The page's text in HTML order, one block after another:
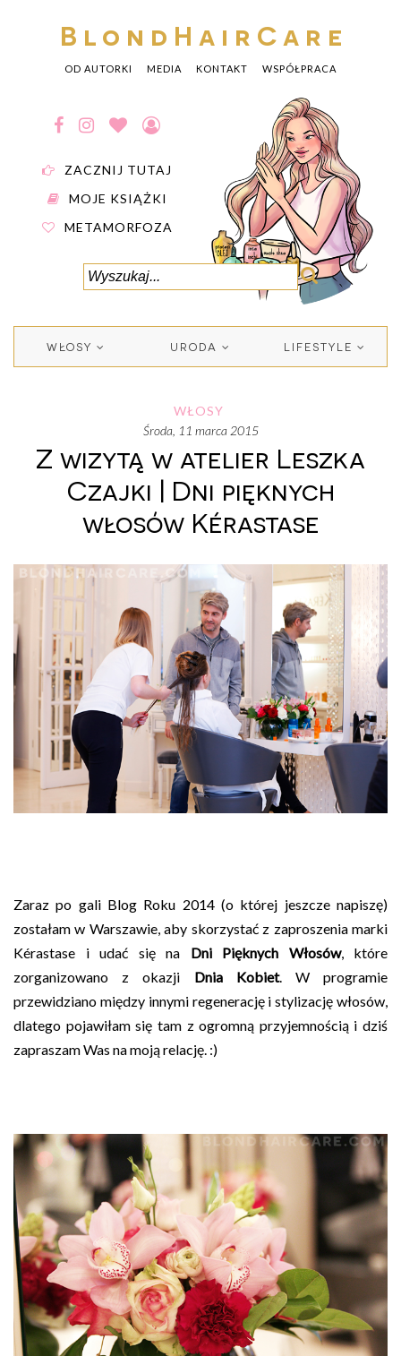
BlondHairCare
OD AUTORKI MEDIA KONTAKT WSPÓŁPRACA
ZACZNIJ TUTAJ
MOJE KSIĄŻKI
METAMORFOZA
WŁOSY URODA LIFESTYLE
WŁOSY
środa, 11 marca 2015
Z wizytą w atelier Leszka
Czajki | Dni pięknych
włosów Kérastase
Zaraz po gali Blog Roku 2014 (o której jeszcze napiszę)
zostałam w Warszawie, aby skorzystać z zaproszenia marki
Kérastase i udać się na Dni Pięknych Włosów, które
zorganizowano z okazji Dnia Kobiet. W programie
przewidziano między innymi regenerację i stylizację włosów,
dlatego pojawiłam się tam z ogromną przyjemnością i dziś
zapraszam Was na moją relację. :)